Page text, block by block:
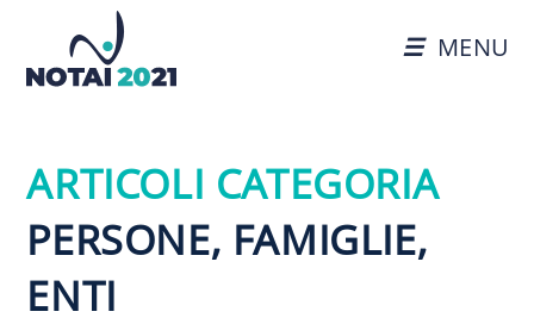
MENU
ARTICOLI CATEGORIA
PERSONE, FAMIGLIE,
ENTI